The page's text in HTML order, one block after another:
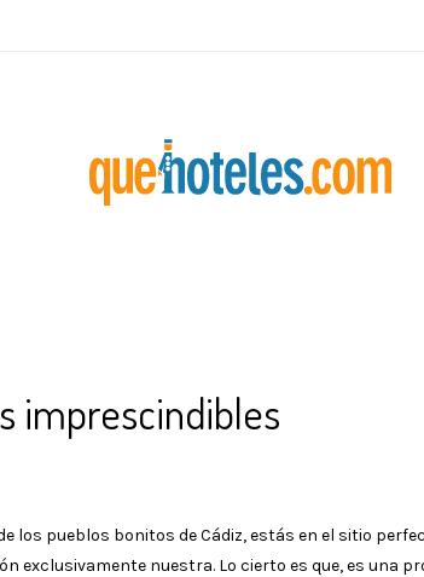
imprescindibles
los pueblos bonitos de Cádiz, estás en el sitio
exclusivamente nuestra. Lo cierto es que, es una